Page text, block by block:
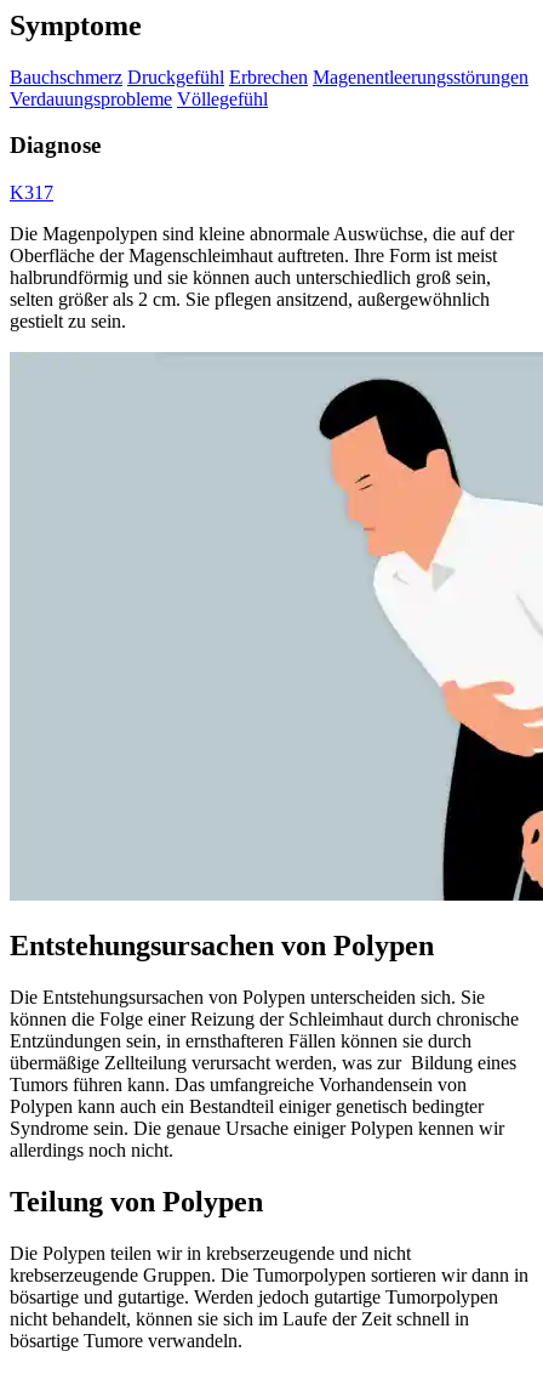
Symptome
Bauchschmerz Druckgefühl Erbrechen Magenentleerungsstörungen
Verdauungsprobleme Völlegefühl
Diagnose
K317
Die Magenpolypen sind kleine abnormale Auswüchse, die auf der
Oberfläche der Magenschleimhaut auftreten. Ihre Form ist meist
halbrundförmig und sie können auch unterschiedlich groß sein,
selten größer als 2 cm. Sie pflegen ansitzend, außergewöhnlich
gestielt zu sein.
Entstehungsursachen von Polypen
Die Entstehungsursachen von Polypen unterscheiden sich. Sie
können die Folge einer Reizung der Schleimhaut durch chronische
Entzündungen sein, in ernsthafteren Fällen können sie durch
übermäßige Zellteilung verursacht werden, was zur Bildung eines
Tumors führen kann. Das umfangreiche Vorhandensein von
Polypen kann auch ein Bestandteil einiger genetisch bedingter
Syndrome sein. Die genaue Ursache einiger Polypen kennen wir
allerdings noch nicht.
Teilung von Polypen
Die Polypen teilen wir in krebserzeugende und nicht
krebserzeugende Gruppen. Die Tumorpolypen sortieren wir dann in
bösartige und gutartige. Werden jedoch gutartige Tumorpolypen
nicht behandelt, können sie sich im Laufe der Zeit schnell in
bösartige Tumore verwandeln.